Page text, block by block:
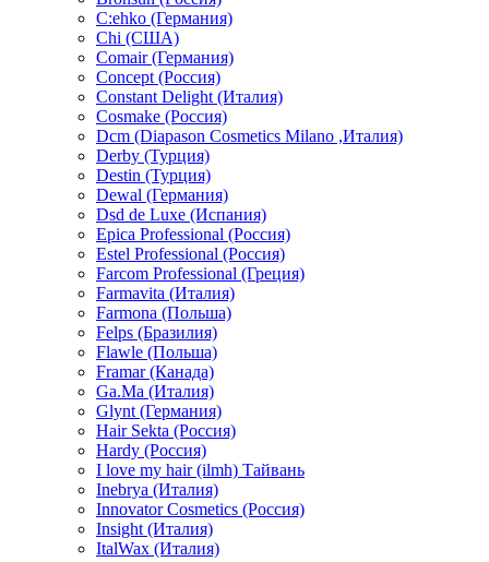
C:ehko (Германия)
Chi (США)
Comair (Германия)
Concept (Россия)
Constant Delight (Италия)
Cosmake (Россия)
Dcm (Diapason Cosmetics Milano ,Италия)
Derby (Турция)
Destin (Турция)
Dewal (Германия)
Dsd de Luxe (Испания)
Epica Professional (Россия)
Estel Professional (Россия)
Farcom Professional (Греция)
Farmavita (Италия)
Farmona (Польша)
Felps (Бразилия)
Flawle (Польша)
Framar (Канада)
Ga.Ma (Италия)
Glynt (Германия)
Hair Sekta (Россия)
Hardy (Россия)
I love my hair (ilmh) Тайвань
Inebrya (Италия)
Innovator Cosmetics (Россия)
Insight (Италия)
ItalWax (Италия)